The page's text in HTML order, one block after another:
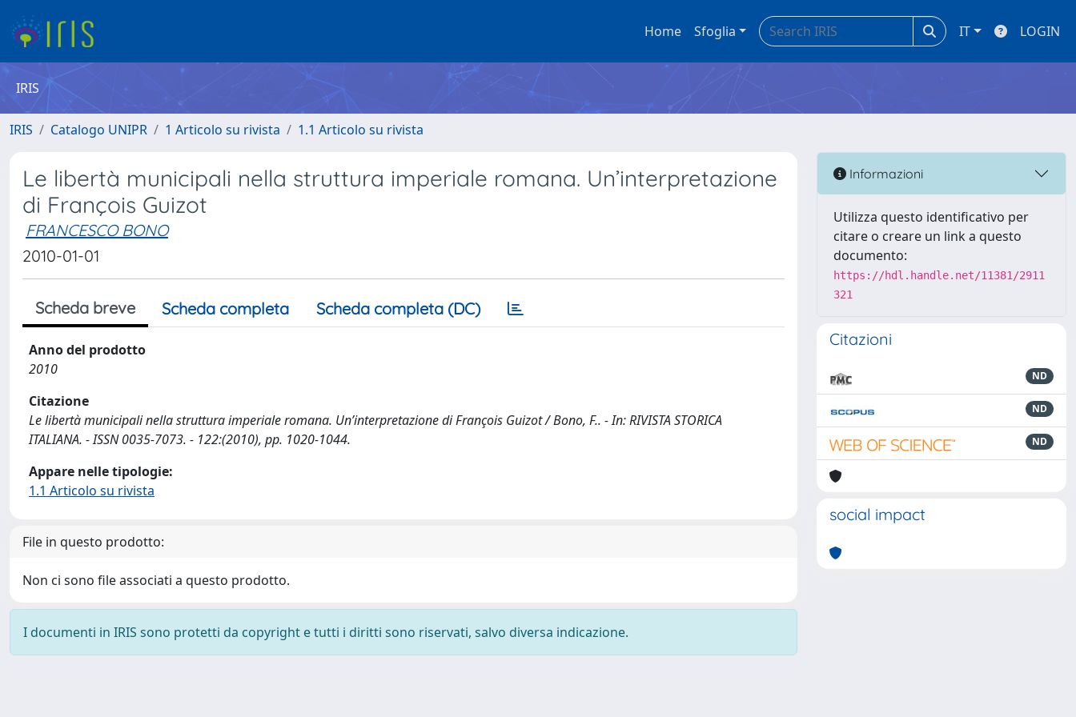
Home Sfoglia IT LOGIN
IRIS
IRIS Catalogo UNIPR 1 Articolo su rivista 1.1 Articolo su rivista
Le libertà municipali nella struttura imperiale romana. Un’interpretazione
di François Guizot
FRANCESCO BONO
2010-01-01
Scheda breve Scheda completa Scheda completa (DC)
Anno del prodotto
2010
Citazione
Le libertà municipali nella struttura imperiale romana. Un’interpretazione di François Guizot / Bono, F.. - In: RIVISTA STORICA
ITALIANA. - ISSN 0035-7073. - 122:(2010), pp. 1020-1044.
Appare nelle tipologie:
1.1 Articolo su rivista
File in questo prodotto:
Non ci sono file associati a questo prodotto.
I documenti in IRIS sono protetti da copyright e tutti i diritti sono riservati, salvo diversa indicazione.
Informazioni
Utilizza questo identificativo per
citare o creare un link a questo
documento:
https://hdl.handle.net/11381/2911
321
Citazioni
ND
ND
ND
social impact